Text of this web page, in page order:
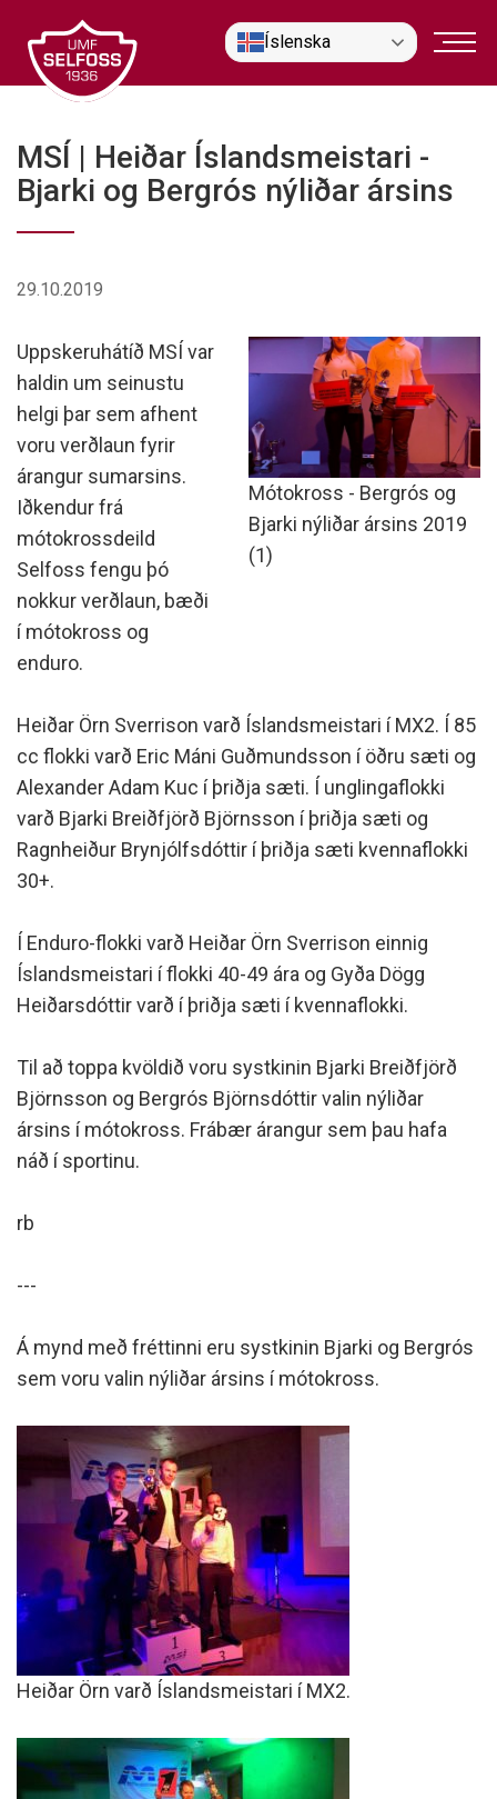
efni
Íslenska
MSÍ | Heiðar Íslandsmeistari -
Bjarki og Bergrós nýliðar ársins
29.10.2019
Mótokross - Bergrós og
Bjarki nýliðar ársins 2019
(1)
Uppskeruhátíð MSÍ var
haldin um seinustu
helgi þar sem afhent
voru verðlaun fyrir
árangur sumarsins.
Iðkendur frá
mótokrossdeild
Selfoss fengu þó
nokkur verðlaun, bæði
í mótokross og
enduro.
Heiðar Örn Sverrison varð Íslandsmeistari í MX2. Í 85
cc flokki varð Eric Máni Guðmundsson í öðru sæti og
Alexander Adam Kuc í þriðja sæti. Í unglingaflokki
varð Bjarki Breiðfjörð Björnsson í þriðja sæti og
Ragnheiður Brynjólfsdóttir í þriðja sæti kvennaflokki
30+.
Í Enduro-flokki varð Heiðar Örn Sverrison einnig
Íslandsmeistari í flokki 40-49 ára og Gyða Dögg
Heiðarsdóttir varð í þriðja sæti í kvennaflokki.
Til að toppa kvöldið voru systkinin Bjarki Breiðfjörð
Björnsson og Bergrós Björnsdóttir valin nýliðar
ársins í mótokross. Frábær árangur sem þau hafa
náð í sportinu.
rb
---
Á mynd með fréttinni eru systkinin Bjarki og Bergrós
sem voru valin nýliðar ársins í mótokross.
Heiðar Örn varð Íslandsmeistari í MX2.